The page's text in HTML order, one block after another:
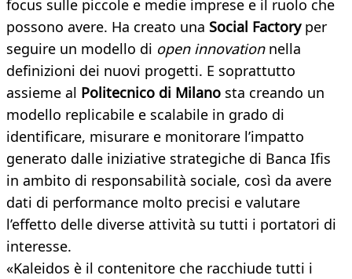
focus sulle piccole e medie imprese e il ruolo che
possono avere. Ha creato una Social Factoryper
seguire un modello di open innovationnella
definizioni dei nuovi progetti. E soprattutto
assieme al Politecnico di Milano sta creando un
modello replicabile e scalabile in grado di
identificare, misurare e monitorare l’impatto
generato dalle iniziative strategiche di Banca Ifis
in ambito di responsabilità sociale, così da avere
dati di performance molto precisi e valutare
l’effetto delle diverse attività su tutti i portatori di
interesse.
«Kaleidos è il contenitore che racchiude tutti i